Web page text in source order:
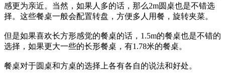
感更为亲近。当然，如果人多的话，那么2m圆桌也是不错选
择。这些餐桌一般会配置转盘，方便多人用餐，旋转夹菜。
但是如果喜欢长方形感觉的餐桌的话，1.5m的餐桌也是不错的
选择，如果更大一些的长形餐桌，有1.78米的餐桌。
餐桌对于圆桌和方桌的选择上各有各自的说法和好处。